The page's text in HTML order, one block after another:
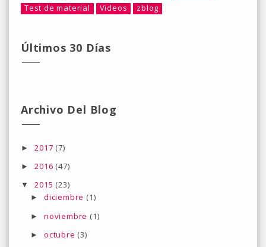
Test de material
Videos zblog
Últimos 30 Días
Archivo Del Blog
►2017 (7)
►2016 (47)
▼2015 (23)
► diciembre (1)
► noviembre (1)
► octubre (3)